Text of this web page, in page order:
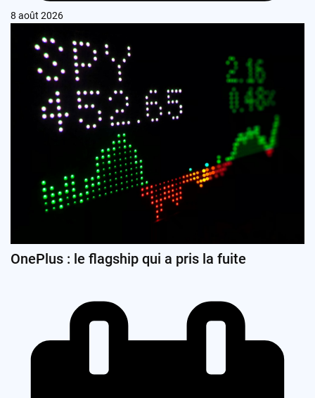
8 août 2026
OnePlus : le flagship qui a pris la fuite